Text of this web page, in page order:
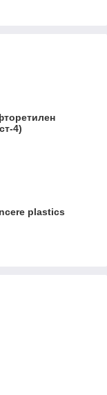
4)
plastics